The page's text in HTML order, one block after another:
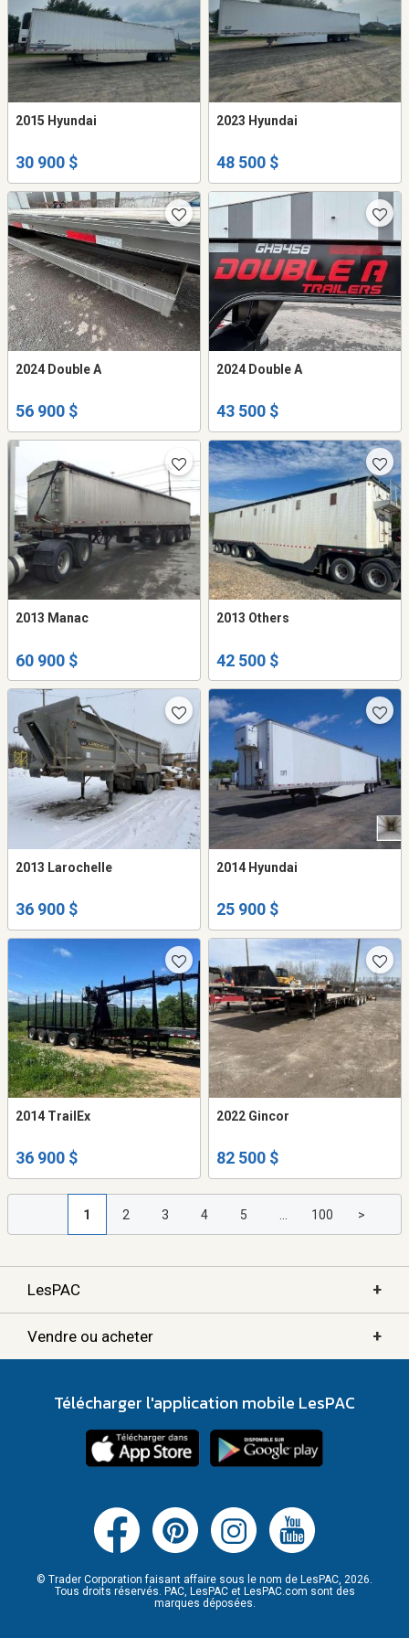
2015 Hyundai
30 900 $
2023 Hyundai
48 500 $
2024 Double A
56 900 $
2024 Double A
43 500 $
2013 Manac
60 900 $
2013 Others
42 500 $
2013 Larochelle
36 900 $
2014 Hyundai
25 900 $
2014 TrailEx
36 900 $
2022 Gincor
82 500 $
1 2 3 4 5 100 >
LesPAC +
Vendre ou acheter +
Télécharger l'application mobile LesPAC
© Trader Corporation faisant affaire sous le nom de LesPAC, 2026.
Tous droits réservés. PAC, LesPAC et LesPAC.com sont des
marques déposées.